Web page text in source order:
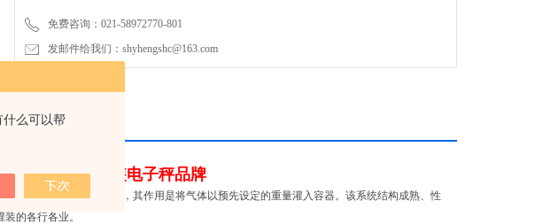
什么可以帮
免费咨询：021-58972770-801
发邮件给我们：shyhengshc@163.com
秤价格/优质灌装电子秤品牌
量功能的气体灌装系统，其作用是将气体以预先设定的重量灌入容器。该系统结构成熟、性
的各行各业。